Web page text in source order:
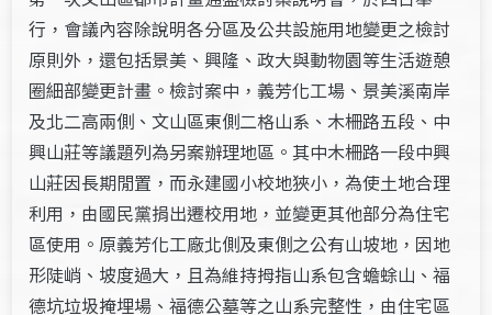
行，會議內容除說明各分區及公共設施用地變更之檢討
原則外，還包括景美、興隆、政大與動物園等生活遊憩
圈細部變更計畫。檢討案中，義芳化工場、景美溪南岸
及北二高兩側、文山區東側二格山系、木柵路五段、中
興山莊等議題列為另案辦理地區。其中木柵路一段中興
山莊因長期閒置，而永建國小校地狹小，為使土地合理
利用，由國民黨捐出遷校用地，並變更其他部分為住宅
區使用。原義芳化工廠北側及東側之公有山坡地，因地
形陡峭、坡度過大，且為維持拇指山系包含蟾蜍山、福
德坑垃圾掩埋場、福德公墓等之山系完整性，由住宅區